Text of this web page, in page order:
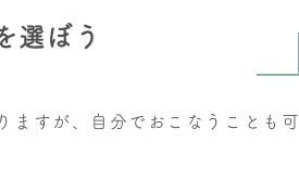
選ぼう
ますが、自分でおこなうことも可